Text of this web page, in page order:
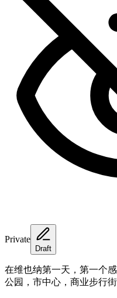
Private
Draft
在维也纳第一天，第一个
公园，市中心，商业步行街